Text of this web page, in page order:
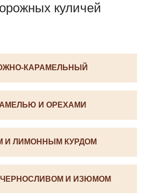
куличей
КАРАМЕЛЬНЫЙ
И ОРЕХАМИ
И ЛИМОННЫМ КУРДОМ
ЧЕРНОСЛИВОМ И ИЗЮМОМ